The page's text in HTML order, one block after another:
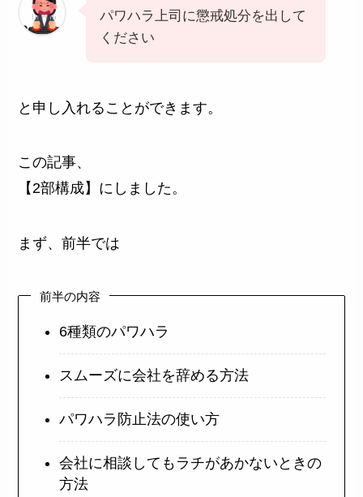
パワハラ上司に懲戒処分を出して
ください
と申し入れることができます。
この記事、
【2部構成】にしました。
まず、前半では
前半の内容
6種類のパワハラ
スムーズに会社を辞める方法
パワハラ防止法の使い方
会社に相談してもラチがあかないときの
方法